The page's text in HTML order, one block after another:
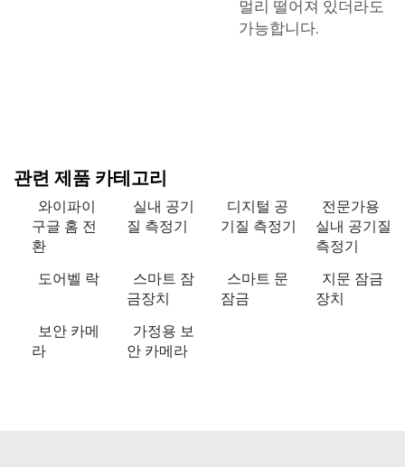
멀리 떨어져 있더라도
가능합니다.
관련 제품 카테고리
와이파이
구글 홈 전
환
실내 공기
질 측정기
디지털 공
기질 측정기
전문가용
실내 공기질
측정기
도어벨 락
스마트 잠
금장치
스마트 문
잠금
지문 잠금
장치
보안 카메
라
가정용 보
안 카메라